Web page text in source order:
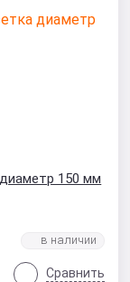
150 мм
Сравнить